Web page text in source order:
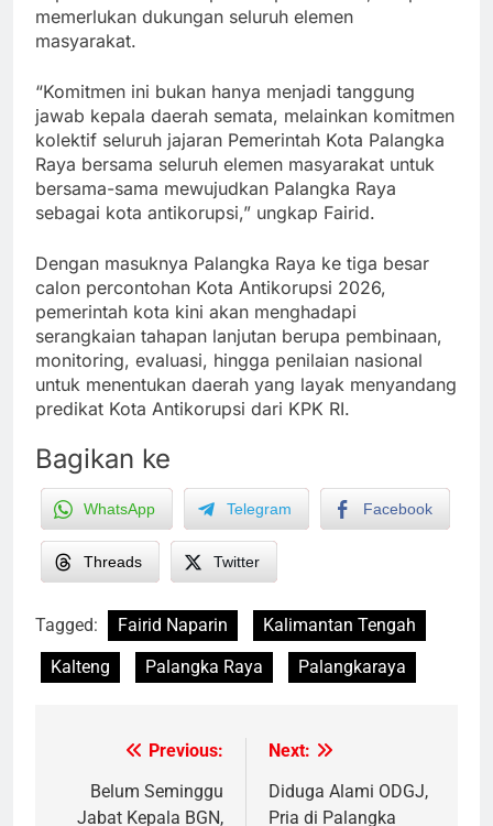
memerlukan dukungan seluruh elemen
masyarakat.
“Komitmen ini bukan hanya menjadi tanggung
jawab kepala daerah semata, melainkan komitmen
kolektif seluruh jajaran Pemerintah Kota Palangka
Raya bersama seluruh elemen masyarakat untuk
bersama-sama mewujudkan Palangka Raya
sebagai kota antikorupsi,” ungkap Fairid.
Dengan masuknya Palangka Raya ke tiga besar
calon percontohan Kota Antikorupsi 2026,
pemerintah kota kini akan menghadapi
serangkaian tahapan lanjutan berupa pembinaan,
monitoring, evaluasi, hingga penilaian nasional
untuk menentukan daerah yang layak menyandang
predikat Kota Antikorupsi dari KPK RI.
Bagikan ke
WhatsApp Telegram Facebook
Threads Twitter
Tagged: Fairid Naparin
Kalimantan Tengah
Kalteng
Palangka Raya Palangkaraya
navigation
Previous:
Belum Seminggu
Jabat Kepala BGN,
Next:
Diduga Alami ODGJ,
Pria di Palangka